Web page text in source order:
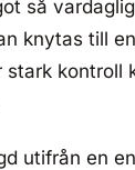
så
knytas till
kontroll
utifrån en